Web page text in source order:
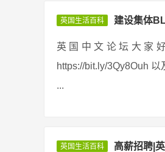
英国生活百科 建设集体
英国中文论坛大家
https://bit.ly/3Qy8Ouh
...
英国生活百科 高薪招聘|